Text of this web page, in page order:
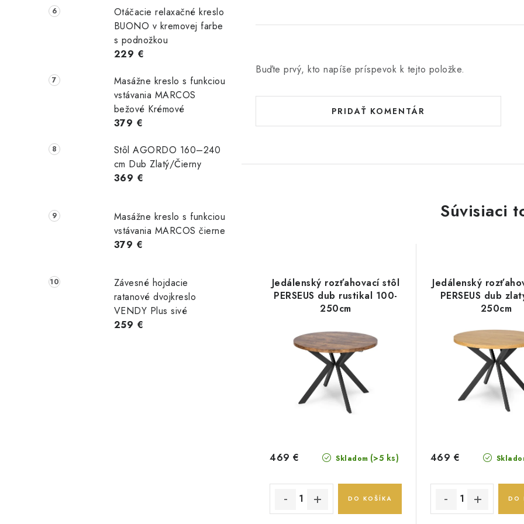
Otáčacie relaxačné kreslo
BUONO v kremovej farbe
s podnožkou
229 €
Masážne kreslo s funkciou
vstávania MARCOS
bežové Krémové
379 €
Stôl AGORDO 160–240
cm Dub Zlatý/Čierny
369 €
Masážne kreslo s funkciou
vstávania MARCOS čierne
379 €
Závesné hojdacie
ratanové dvojkreslo
VENDY Plus sivé
259 €
Buďte prvý, kto napíše príspevok k tejto položke.
PRIDAŤ KOMENTÁR
Súvisiaci
Jedálenský rozťahovací stôl
PERSEUS dub rustikal 100-
250cm
Skladom (>5 ks)
469 €
DO KOŠÍKA
Jedálenský
PERSEUS dub
250cm
469 €
DO